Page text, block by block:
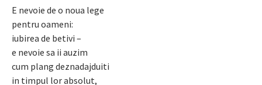
E nevoie de o noua lege
pentru oameni:
iubirea de betivi –
e nevoie sa ii auzim
cum plang deznadajduiti
in timpul lor absolut,